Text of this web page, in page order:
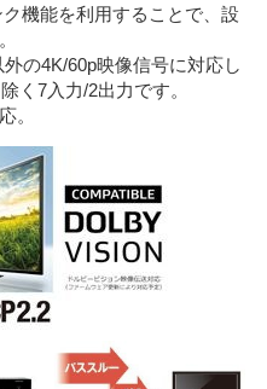
機能を利用することで、設
の4K/60p映像信号に対応し
く7入力/2出力です。
。